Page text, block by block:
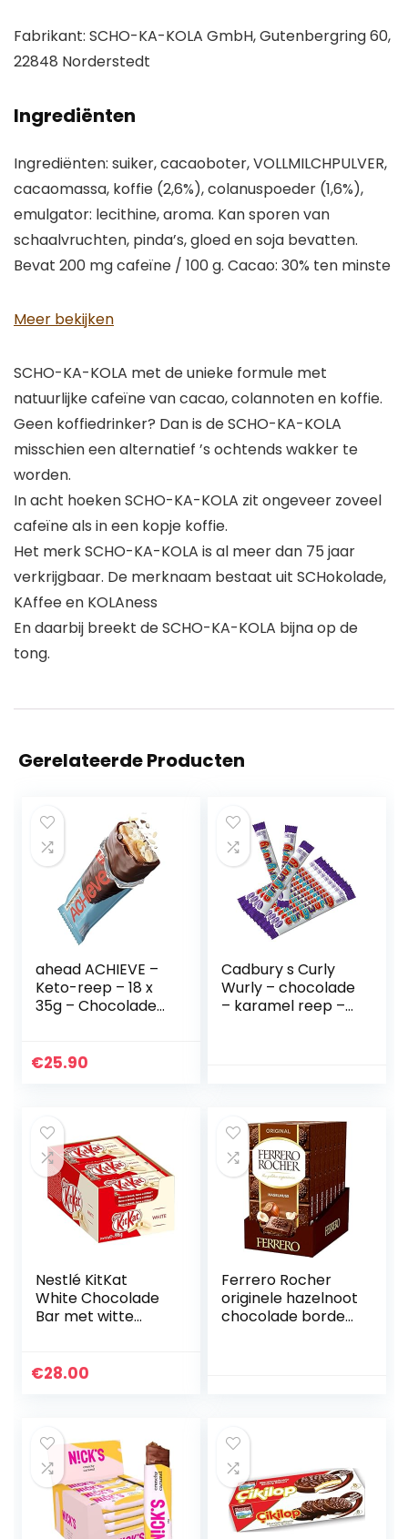
Fabrikant: SCHO-KA-KOLA GmbH, Gutenbergring 60,
22848 Norderstedt
Ingrediënten
Ingrediënten: suiker, cacaoboter, VOLLMILCHPULVER,
cacaomassa, koffie (2,6%), colanuspoeder (1,6%),
emulgator: lecithine, aroma. Kan sporen van
schaalvruchten, pinda’s, gloed en soja bevatten.
Bevat 200 mg cafeïne / 100 g. Cacao: 30% ten minste
Meer bekijken
SCHO-KA-KOLA met de unieke formule met
natuurlijke cafeïne van cacao, colannoten en koffie.
Geen koffiedrinker? Dan is de SCHO-KA-KOLA
misschien een alternatief ’s ochtends wakker te
worden.
In acht hoeken SCHO-KA-KOLA zit ongeveer zoveel
cafeïne als in een kopje koffie.
Het merk SCHO-KA-KOLA is al meer dan 75 jaar
verkrijgbaar. De merknaam bestaat uit SCHokolade,
KAffee en KOLAness
En daarbij breekt de SCHO-KA-KOLA bijna op de
tong.
Gerelateerde Producten
ahead ACHIEVE –
Keto-reep – 18 x
35g – Chocolade-
amandelen en
suikers – low carb
versnaperingen
€25.90
Cadbury s Curly
Wurly – chocolade
– karamel reep –
Nestlé KitKat
White Chocolade
Bar met witte
verpakking van 24
€28.00
Ferrero Rocher
originele hazelnoot
chocolade borden